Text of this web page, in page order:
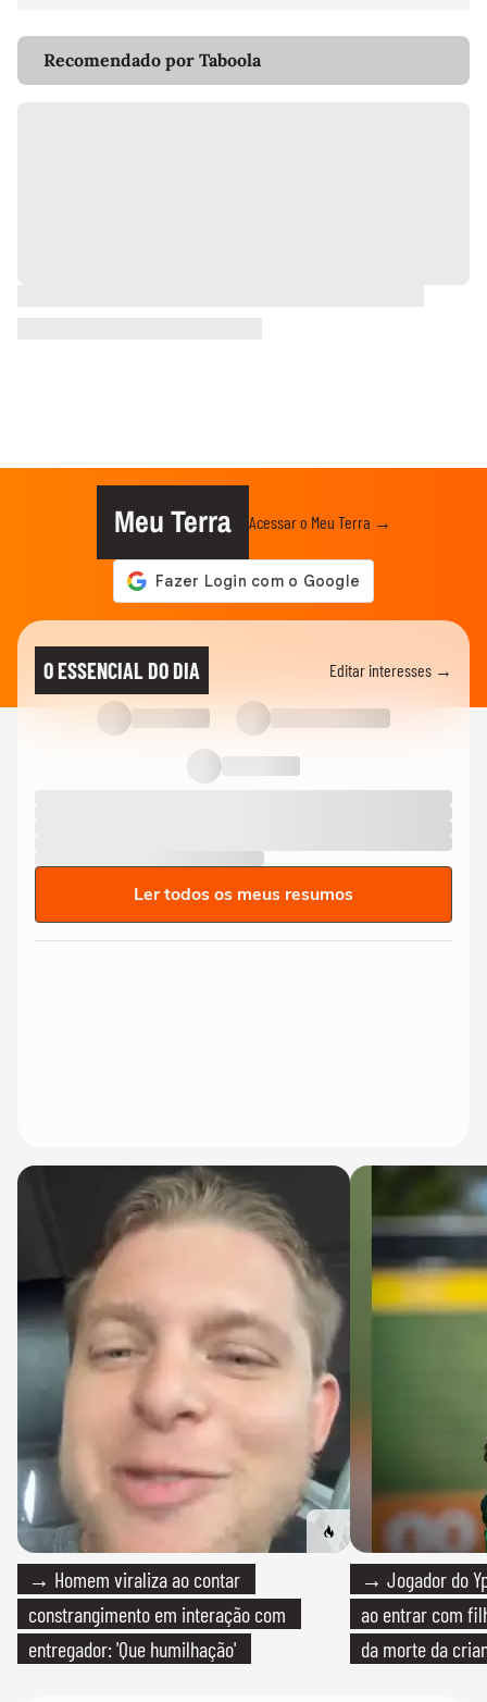
Recomendado por Taboola
Meu Terra Acessar o Meu Terra →
O ESSENCIAL DO DIA Editar interesses →
Ler todos os meus resumos
→ Homem viraliza ao contar
constrangimento em interação com
entregador: 'Que humilhação'
→ Jogador do
ao entrar com
da morte da